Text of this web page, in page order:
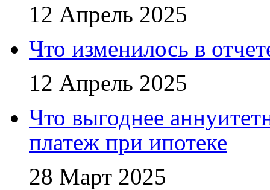
12 Апрель 2025
Что изменилось в
12 Апрель 2025
Что выгоднее
платеж при ипотеке
28 Март 2025